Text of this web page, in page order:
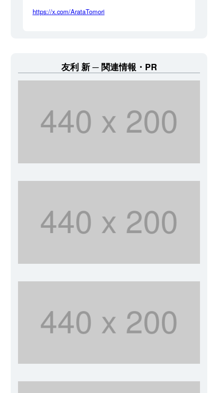
https://x.com/ArataTomori
友利 新 関連情報・PR